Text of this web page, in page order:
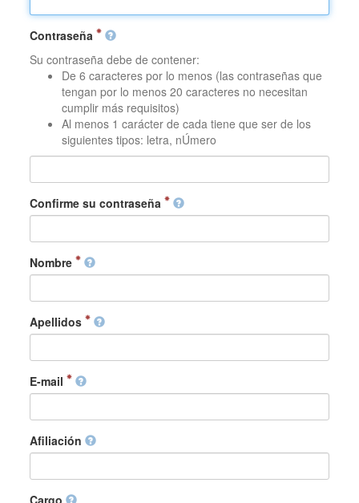
Contraseña
Su contraseña debe de contener:
De 6 caracteres por lo menos (las contraseñas que
tengan por lo menos 20 caracteres no necesitan
cumplir más requisitos)
Al menos 1 carácter de cada tiene que ser de los
siguientes tipos: letra, nÚmero
Confirme su contraseña
Nombre
Apellidos
E-mail
Afiliación
Cargo